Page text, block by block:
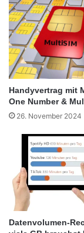
Handyvertrag mit
One Number &
26. November 2024
Datenvolumen-